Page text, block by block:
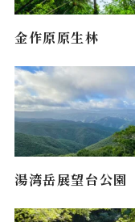
金作原原生林
湯湾岳展望台公園